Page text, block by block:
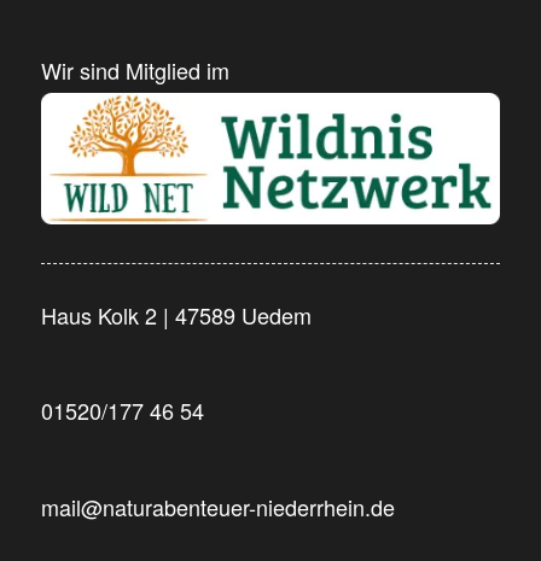
Wir sind Mitglied im
Haus Kolk 2 | 47589 Uedem
01520/177 46 54
mail@naturabenteuer-niederrhein.de